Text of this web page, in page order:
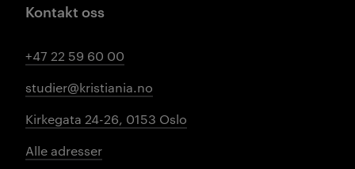
Kontakt oss
+47 22 59 60 00
studier@kristiania.no
Kirkegata 24-26, 0153 Oslo
Alle adresser